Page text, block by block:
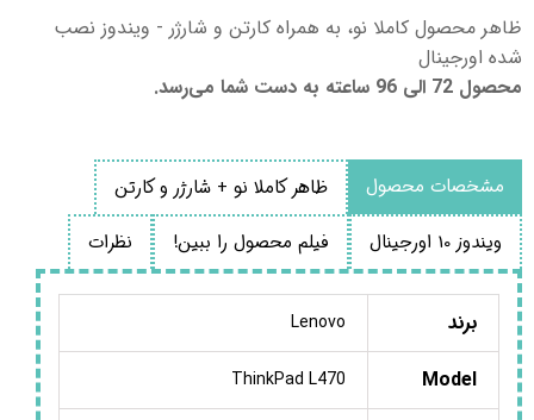
ظاهر محصول کاملا نو، به همراه کارتن و شارژر - ویندوز نصب
شده اورجینال
محصول 72 الی 96 ساعته به دست شما می‌رسد.
مشخصات محصول
ظاهر کاملا نو + شارژر و کارتن
ویندوز 10 اورجینال
فیلم محصول را ببین! نظرات
برند Lenovo
Model
ThinkPad L470